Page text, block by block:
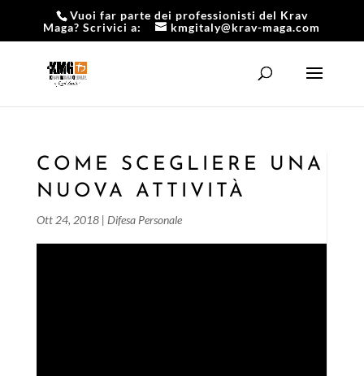
Vuoi far parte dei professionisti del Krav
Maga? Scrivici a:
kmgitaly@krav-maga.com
COME SCEGLIERE UNA
NUOVA ATTIVITÀ
Ott 24, 2018| Difesa Personale